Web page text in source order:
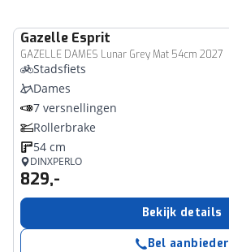
Gazelle Esprit
GAZELLE DAMES Lunar Grey Mat 54cm 2027
Stadsfiets
Dames
7 versnellingen
Rollerbrake
54 cm
DINXPERLO
829,-
Bekijk details
Bel aanbieder